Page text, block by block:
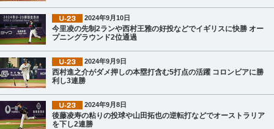
2024年9月10日
今里凌の先制2ランや西村王雅の好投などでイギリスに快勝 オー
プニングラウンド2位通過
2024年9月9日
西村進之介がダメ押しの本塁打含む5打点の活躍 コロンビアに勝
利し3連勝
2024年9月8日
後藤凌寿の粘りの投球や山田拓也の逆転打などでオーストラリア
を下し2連勝